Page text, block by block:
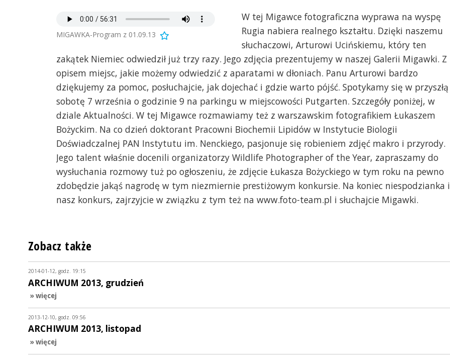
MIGAWKA-Program z 01.09.13
W tej Migawce fotograficzna wyprawa na wyspę
Rugia nabiera realnego kształtu. Dzięki naszemu
słuchaczowi, Arturowi Ucińskiemu, który ten
zakątek Niemiec odwiedził już trzy razy. Jego zdjęcia prezentujemy w naszej Galerii Migawki. Z
opisem miejsc, jakie możemy odwiedzić z aparatami w dłoniach. Panu Arturowi bardzo
dziękujemy za pomoc, posłuchajcie, jak dojechać i gdzie warto pójść. Spotykamy się w przyszłą
sobotę 7 września o godzinie 9 na parkingu w miejscowości Putgarten. Szczegóły poniżej, w
dziale Aktualności. W tej Migawce rozmawiamy też z warszawskim fotografikiem Łukaszem
Bożyckim. Na co dzień doktorant Pracowni Biochemii Lipidów w Instytucie Biologii
Doświadczalnej PAN Instytutu im. Nenckiego, pasjonuje się robieniem zdjęć makro i przyrody.
Jego talent właśnie docenili organizatorzy Wildlife Photographer of the Year, zapraszamy do
wysłuchania rozmowy tuż po ogłoszeniu, że zdjęcie Łukasza Bożyckiego w tym roku na pewno
zdobędzie jakąś nagrodę w tym niezmiernie prestiżowym konkursie. Na koniec niespodzianka i
nasz konkurs, zajrzyjcie w związku z tym też na www.foto-team.pl i słuchajcie Migawki.
Zobacz także
2014-01-12, godz. 19:15
ARCHIWUM 2013, grudzień
» więcej
2013-12-10, godz. 09:56
ARCHIWUM 2013, listopad
» więcej